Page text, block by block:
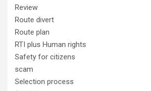
Review
Route divert
Route plan
RTI plus Human rights
Safety for citizens
scam
Selection process